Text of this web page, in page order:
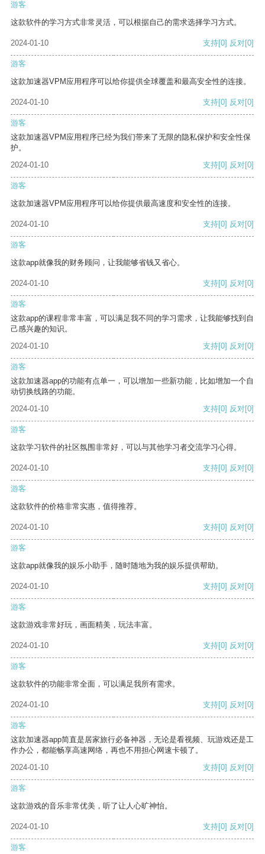
游客
这款软件的学习方式非常灵活，可以根据自己的需求选择学习方式。
2024-01-10 支持[0] 反对[0]
游客
这款加速器VPM应用程序可以给你提供全球覆盖和最高安全性的连接。
2024-01-10 支持[0] 反对[0]
游客
这款加速器VPM应用程序已经为我们带来了无限的隐私保护和安全性保
护。
2024-01-10
支持[0] 反对[0]
游客
这款加速器VPM应用程序可以给你提供最高速度和安全性的连接。
2024-01-10 支持[0] 反对[0]
游客
这款app就像我的财务顾问，让我能够省钱又省心。
2024-01-10 支持[0] 反对[0]
游客
这款app的课程非常丰富，可以满足我不同的学习需求，让我能够找到自
己感兴趣的知识。
2024-01-10
支持[0] 反对[0]
游客
这款加速器app的功能有点单一，可以增加一些新功能，比如增加一个自
动切换线路的功能。
2024-01-10
支持[0] 反对[0]
游客
这款学习软件的社区氛围非常好，可以与其他学习者交流学习心得。
2024-01-10 支持[0] 反对[0]
游客
这款软件的价格非常实惠，值得推荐。
2024-01-10 支持[0] 反对[0]
游客
这款app就像我的娱乐小助手，随时随地为我的娱乐提供帮助。
2024-01-10 支持[0] 反对[0]
游客
这款游戏非常好玩，画面精美，玩法丰富。
2024-01-10 支持[0] 反对[0]
游客
这款软件的功能非常全面，可以满足我所有需求。
2024-01-10 支持[0] 反对[0]
游客
这款加速器app简直是居家旅行必备神器，无论是看视频、玩游戏还是工
作办公，都能畅享高速网络，再也不用担心网速卡顿了。
2024-01-10
支持[0] 反对[0]
游客
这款游戏的音乐非常优美，听了让人心旷神怡。
2024-01-10 支持[0] 反对[0]
游客